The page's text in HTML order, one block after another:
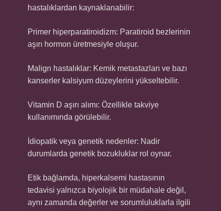
hastalıklardan kaynaklanabilir:
Primer hiperparatiroidizm: Paratiroid bezlerinin
aşırı hormon üretmesiyle oluşur.
Malign hastalıklar: Kemik metastazları ve bazı
kanserler kalsiyum düzeylerini yükseltebilir.
Vitamin D aşırı alımı: Özellikle takviye
kullanımında görülebilir.
İdiopatik veya genetik nedenler: Nadir
durumlarda genetik bozukluklar rol oynar.
Etik bağlamda, hiperkalsemi hastasının
tedavisi yalnızca biyolojik bir müdahale değil,
aynı zamanda değerler ve sorumluluklarla ilgili